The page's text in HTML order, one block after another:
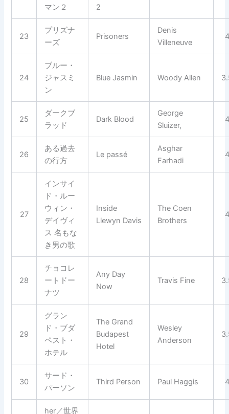
マン２
2
23
プリズナ
ーズ
Prisoners
Denis
Villeneuve
4
24
ブルー・
ジャスミ
ン
Blue Jasmin Woody Allen
25
ダークブ
ラッド
Dark Blood
George
Sluizer,
4
26
ある過去
の行方
Le passé
Asghar
Farhadi
4
27
インサイ
ド・ルー
ウィン・
デイヴィ
ス 名もな
き男の歌
Inside
Llewyn Davis
The Coen
Brothers
4
28
チョコレ
ートドー
ナツ
Any Day
Now
Travis Fine
29
グラン
ド・ブダ
ペスト・
ホテル
The Grand
Budapest
Hotel
Wesley
Anderson
30
サード・
パーソン
Third Person Paul Haggis 4
her／世界